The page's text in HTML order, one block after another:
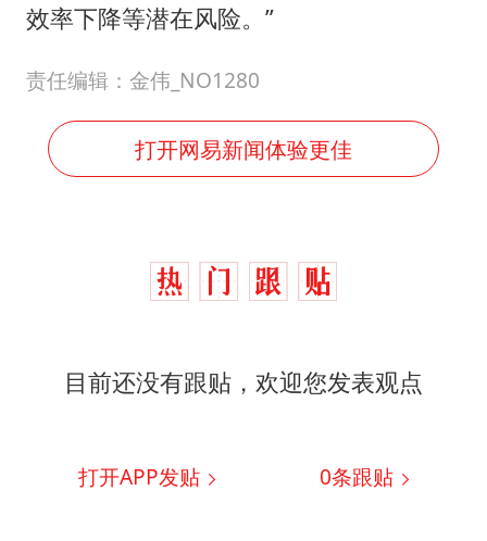
效率下降等潜在风险。”
责任编辑：金伟_NO1280
打开网易新闻体验更佳
目前还没有跟贴，欢迎您发表观点
打开APP发贴 0条跟贴